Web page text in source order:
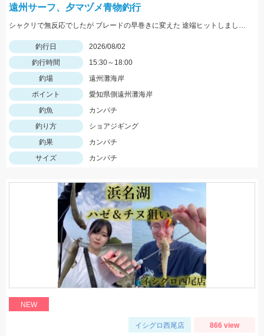
遠州サーフ、夕マヅメ青物釣行
シャクリで無反応でしたが ブレードの早巻きに変えた 途端ヒットしましたよ！
釣行日
2026/08/02
釣行時間
15:30～18:00
釣場
遠州灘海岸
ポイント
愛知県側遠州灘海岸
釣魚
カンパチ
釣り方
ショアジギング
釣果
カンパチ
サイズ
カンパチ
NEW
イシグロ西尾店 866 view